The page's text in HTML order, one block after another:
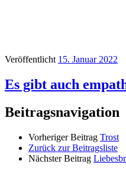
Veröffentlicht 15. Januar 2022
Es gibt auch
Beitragsnavigation
Vorheriger Beitrag Trost
Zurück zur Beitragsliste
Nächster Beitrag